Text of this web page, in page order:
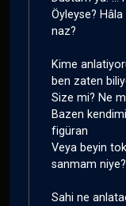
Öyleyse?
naz?
Kime
ben zaten
Size mi? Ne
Bazen
figüran
Veya beyin
sanmam niye?
Sahi ne